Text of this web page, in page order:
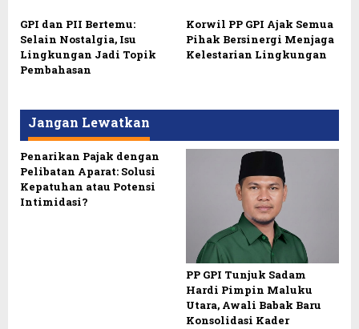
GPI dan PII Bertemu:
Selain Nostalgia, Isu
Lingkungan Jadi Topik
Pembahasan
Korwil PP GPI Ajak Semua
Pihak Bersinergi Menjaga
Kelestarian Lingkungan
Jangan Lewatkan
Penarikan Pajak dengan
Pelibatan Aparat: Solusi
Kepatuhan atau Potensi
Intimidasi?
PP GPI Tunjuk Sadam
Hardi Pimpin Maluku
Utara, Awali Babak Baru
Konsolidasi Kader